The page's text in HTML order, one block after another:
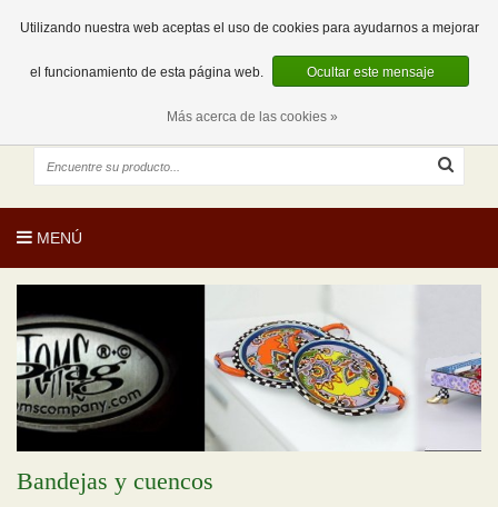
0 Artículos
ES
EUR
MENÚ
Bandejas y cuencos
Utilizando nuestra web aceptas el uso de cookies para ayudarnos a mejorar
el funcionamiento de esta página web. Ocultar este mensaje
Más acerca de las cookies »